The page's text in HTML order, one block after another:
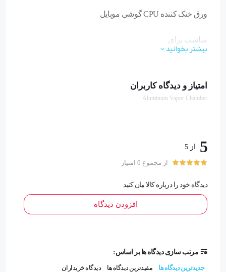
ورق خنک کننده CPU گوشی موبایل
مناسب برای
کاربری
قابل استفاده برای
فن رادیاتوری
جنس
بیشتر بخوانید
امتیاز و دیدگاه کاربران
Aluminum Vapor Chamber
5 از 5
از مجموع 0 امتیاز
دیدگاه خود را درباره کالا بیان کنید
افزودن دیدگاه
مرتب سازی دیدگاه ها بر اساس:
جدیدترین دیدگاه ها مفیدترین دیدگاه ها دیدگاه خریداران